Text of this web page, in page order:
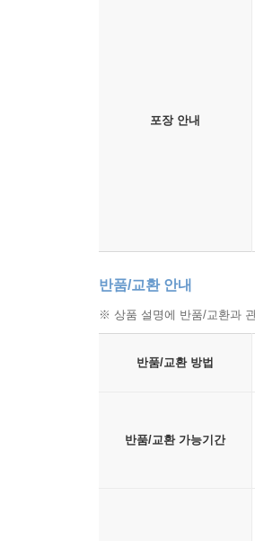
포장 안내
반품/교환 안내
※ 상품 설명에 반품/교환과
반품/교환 방법
반품/교환 가능기간